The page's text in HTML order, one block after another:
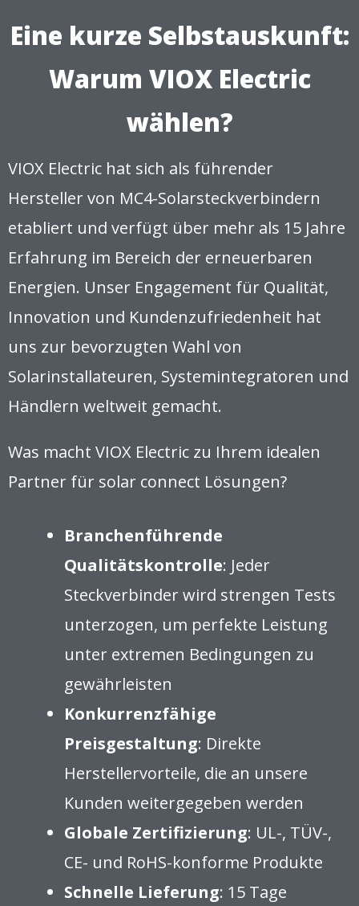
Eine kurze Selbstauskunft:
Warum VIOX Electric
wählen?
VIOX Electric hat sich als führender
Hersteller von MC4-Solarsteckverbindern
etabliert und verfügt über mehr als 15 Jahre
Erfahrung im Bereich der erneuerbaren
Energien. Unser Engagement für Qualität,
Innovation und Kundenzufriedenheit hat
uns zur bevorzugten Wahl von
Solarinstallateuren, Systemintegratoren und
Händlern weltweit gemacht.
Was macht VIOX Electric zu Ihrem idealen
Partner für solar connect Lösungen?
Branchenführende
Qualitätskontrolle: Jeder
Steckverbinder wird strengen Tests
unterzogen, um perfekte Leistung
unter extremen Bedingungen zu
gewährleisten
Konkurrenzfähige
Preisgestaltung: Direkte
Herstellervorteile, die an unsere
Kunden weitergegeben werden
Globale Zertifizierung: UL-, TÜV-,
CE- und RoHS-konforme Produkte
Schnelle Lieferung: 15 Tage